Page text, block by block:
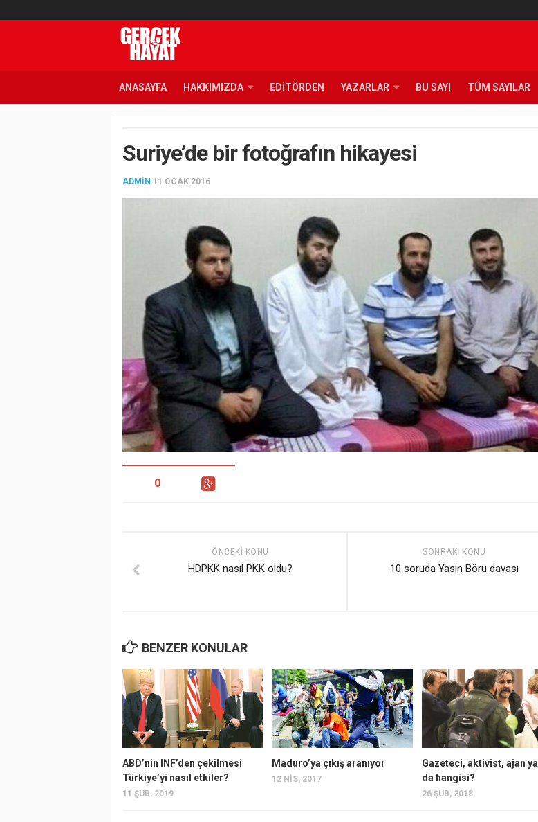
ANASAYFA HAKKIMIZDA EDITÖRDEN YAZARLAR BU SAYI TÜM SAYILAR
Suriye’de bir fotoğrafın hikayesi
ADMIN 11 OCAK 2016
0
SONRAKI KONU
10 soruda Yasin Börü davası
ÖNCEKI KONU
HDPKK nasıl PKK oldu?
BENZER KONULAR
ABD’nin INF’den çekilmesi
Türkiye’yi nasıl etkiler?
11 ŞUB, 2019
Maduro’ya çıkış aranıyor
12 NIS, 2017
Gazeteci, aktivist, ajan ya
da hangisi?
26 ŞUB, 2018